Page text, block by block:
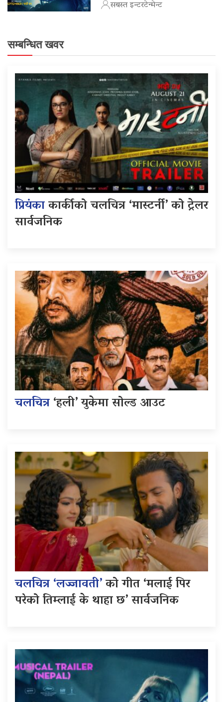
सबस्त इन्टरटेन्मेन्ट
सम्बन्धित खवर
प्रियंकाकार्कीको चलचित्र ‘मास्टर्नी’ को ट्रेलर
सार्वजनिक
चलचित्र‘हली’ युकेमा सोल्ड आउट
चलचित्र ‘लज्जावती’को गीत ‘मलाई पिर
परेको तिम्लाई के थाहा छ’ सार्वजनिक